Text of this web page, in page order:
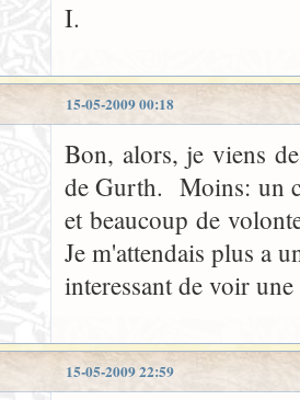
I.
15-05-2009 00:18
Bon, alors, je viens
de Gurth. Moins: un
et beaucoup de
Je m'attendais plus a
interessant de voir
15-05-2009 22:59